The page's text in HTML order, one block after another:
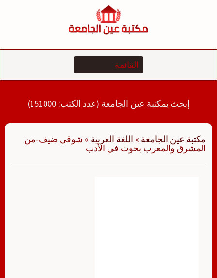
إبحث بمكتبة عين الجامعة (عدد الكتب: 151000)
مكتبة عين الجامعة » اللغة العربية » شوقي ضيف-من
المشرق والمغرب بحوث في الأدب